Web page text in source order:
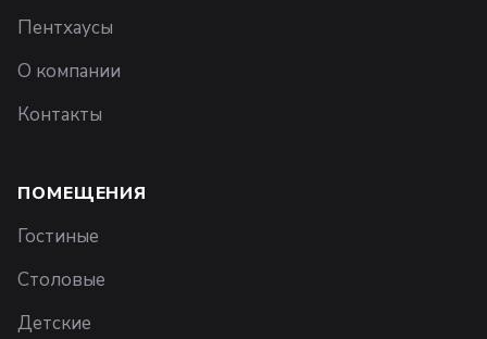
Пентхаусы
О компании
Контакты
ПОМЕЩЕНИЯ
Гостиные
Столовые
Детские